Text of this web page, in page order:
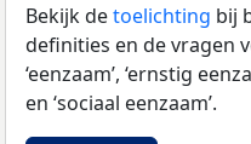
Bekijk detoelichting bij
definities en de vragen
‘eenzaam’, ‘ernstig
en ‘sociaal eenzaam’.